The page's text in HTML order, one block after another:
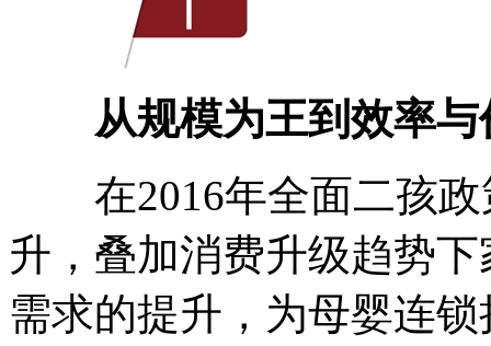
从规模为王到效率
在2016年全面二孩政
升，叠加消费升级趋势
需求的提升，为母婴连